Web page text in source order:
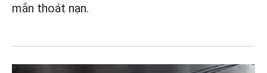
mắn thoát nạn.